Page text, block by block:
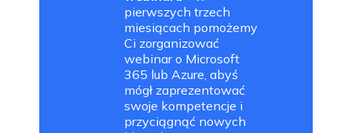
pierwszych trzech
miesiącach pomożemy
Ci zorganizować
webinar o Microsoft
365 lub Azure, abyś
mógł zaprezentować
swoje kompetencje i
przyciągnąć nowych